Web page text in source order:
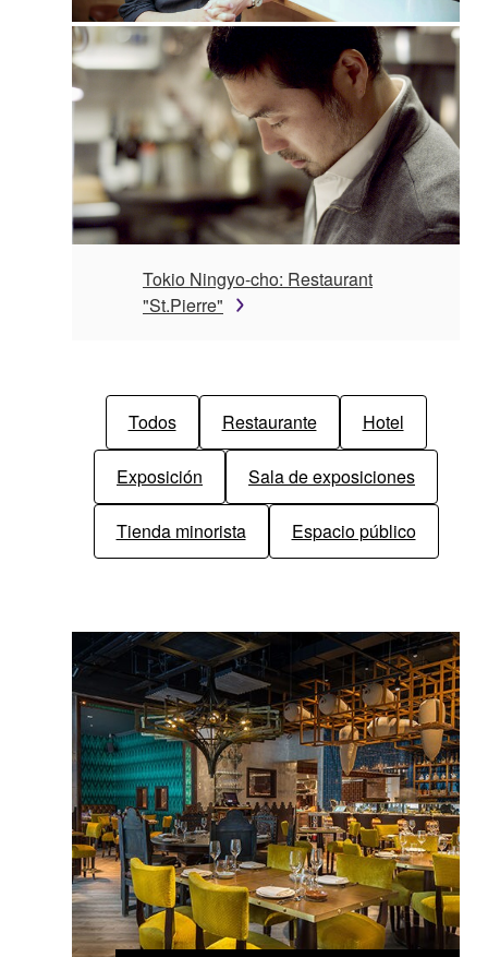
Tokio Ningyo-cho: Restaurant
"St.Pierre"
Todos Restaurante Hotel
Exposición Sala de exposiciones
Tienda minorista Espacio público